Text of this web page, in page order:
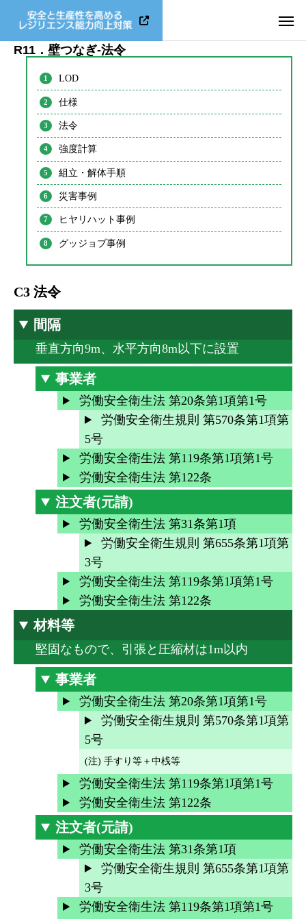
R11．壁つなぎ-法令
LOD
仕様
法令
強度計算
組立・解体手順
災害事例
ヒヤリハット事例
グッジョブ事例
C3 法令
間隔
垂直方向9m、水平方向8m以下に設置
事業者
労働安全衛生法 第20条第1項第1号
労働安全衛生規則 第570条第1項第
5号
労働安全衛生法 第119条第1項第1号
労働安全衛生法 第122条
注文者(元請)
労働安全衛生法 第31条第1項
労働安全衛生規則 第655条第1項第
3号
労働安全衛生法 第119条第1項第1号
労働安全衛生法 第122条
材料等
堅固なもので、引張と圧縮材は1m以内
事業者
労働安全衛生法 第20条第1項第1号
労働安全衛生規則 第570条第1項第
5号
(注) 手すり等＋中桟等
労働安全衛生法 第119条第1項第1号
労働安全衛生法 第122条
注文者(元請)
労働安全衛生法 第31条第1項
労働安全衛生規則 第655条第1項第
3号
労働安全衛生法 第119条第1項第1号